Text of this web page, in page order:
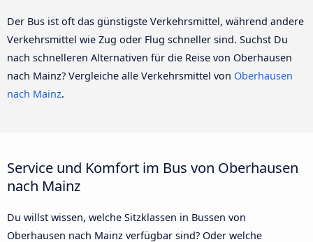
Der Bus ist oft das günstigste Verkehrsmittel, während andere
Verkehrsmittel wie Zug oder Flug schneller sind. Suchst Du
nach schnelleren Alternativen für die Reise von Oberhausen
nach Mainz? Vergleiche alle Verkehrsmittel von Oberhausen
nach Mainz.
Service und Komfort im Bus von Oberhausen
nach Mainz
Du willst wissen, welche Sitzklassen in Bussen von
Oberhausen nach Mainz verfügbar sind? Oder welche